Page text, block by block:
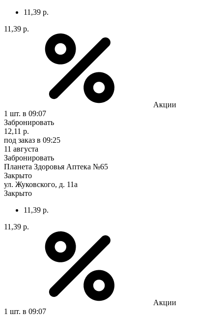
11,39 р.
11,39 р.
Акции
1 шт. в 09:07
Забронировать
12,11 р.
под заказ в 09:25
11 августа
Забронировать
Планета Здоровья Аптека №65
Закрыто
ул. Жуковского, д. 11а
Закрыто
11,39 р.
11,39 р.
Акции
1 шт. в 09:07